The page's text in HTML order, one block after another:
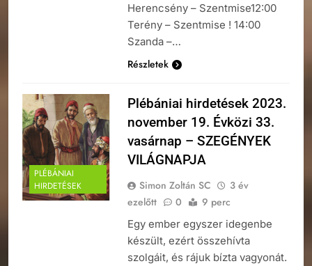
Herencsény – Szentmise12:00
Terény – Szentmise ! 14:00
Szanda –…
Részletek
PLÉBÁNIAI
HIRDETÉSEK
Plébániai hirdetések 2023.
november 19. Évközi 33.
vasárnap – SZEGÉNYEK
VILÁGNAPJA
Simon Zoltán SC
3 év
ezelőtt
0 9 perc
Egy ember egyszer idegenbe
készült, ezért összehívta
szolgáit, és rájuk bízta vagyonát.